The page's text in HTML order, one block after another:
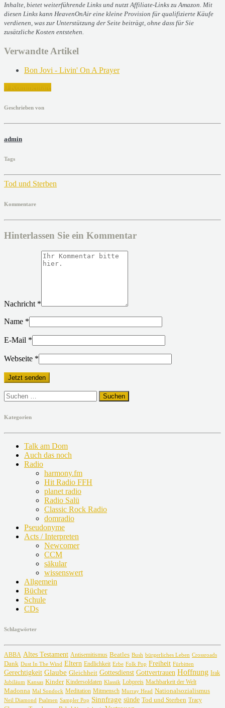
Inhalte, bietet weiterführende Links und nutzt Affiliate-Links zu Amazon. Mit
diesen Links kann HeavenOnAir eine kleine Provision für qualifizierte Käufe
verdienen, was zur Unterstützung der Seite beiträgt, ohne dass für Sie
zusätzliche Kosten entstehen.
Verwandte Artikel
Bon Jovi - Livin' On A Prayer
Geschrieben von
admin
Tags
Tod und Sterben
Kommentare
Hinterlassen Sie ein Kommentar
Nachricht *
Name *
E-Mail *
Webseite *
Suchen
nach:
Kategorien
Talk am Dom
Auch das noch
Radio
harmony.fm
Hit Radio FFH
planet radio
Radio Salü
Classic Rock Radio
domradio
Pseudonyme
Acts / Interpreten
Newcomer
CCM
säkular
wissenswert
Allgemein
Bücher
Schule
CDs
Schlagwörter
ABBA Altes Testament Antisemitismus Beatles Bush bürgerliches Leben Crossroads
Dank Dust In The Wind Eltern Endlichkeit Erbe Folk Pop Freiheit Fürbitten
Gerechtigkeit Glaube Gleichheit Gottesdienst Gottvertrauen Hoffnung Irak
Jubiläum Kansas Kinder Kindersoldaten Klassik Lobpreis Machbarkeit der Welt
Madonna Mal Sondock Meditation Mitmensch Murray Head Nationalsozialismus
Neil Diamond Psalmen Sampler Pop Sinnfrage sünde Tod und Sterben Tracy